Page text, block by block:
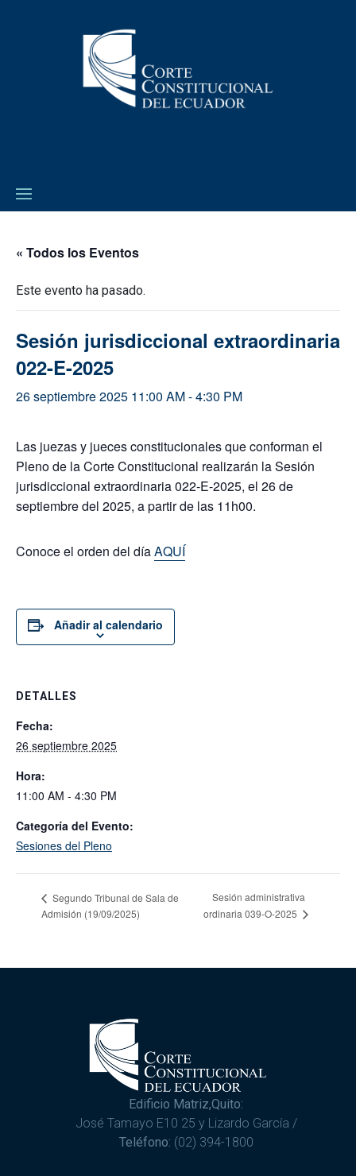
« Todos los Eventos
Este evento ha pasado.
Sesión jurisdiccional extraordinaria
022-E-2025
26 septiembre 2025 11:00 AM-4:30 PM
Las juezas y jueces constitucionales que conforman el
Pleno de la Corte Constitucional realizarán la Sesión
jurisdiccional extraordinaria 022-E-2025, el 26 de
septiembre del 2025, a partir de las 11h00.
Conoce el orden del díaAQUÍ
Añadir al calendario
DETALLES
Fecha:
26 septiembre 2025
Hora:
11:00 AM - 4:30 PM
Categoría del Evento:
Sesiones del Pleno
Segundo Tribunal de Sala de
Admisión (19/09/2025)
Sesión administrativa
ordinaria 039-O-2025
Edificio Matriz,Quito:
José Tamayo E10 25 y Lizardo García /
Teléfono: (02) 394-1800